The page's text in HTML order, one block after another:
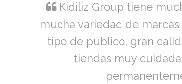
Kidiliz Group tiene
mucha variedad de
tipo de público, gran
tiendas muy